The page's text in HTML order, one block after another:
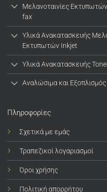
Μελανοταινίες
fax
Υλικά Ανακατασκευής
Εκτυπωτών Inkjet
Υλικά Ανακατασκευής
Αναλώσιμα και
Πληροφορίες
Σχετικά με εμάς
Τραπεζικοί λογαριασμοί
Όροι χρήσης
Πολιτική απορρήτου